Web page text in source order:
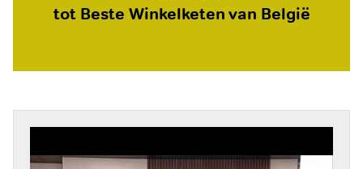
tot Beste Winkelketen van België